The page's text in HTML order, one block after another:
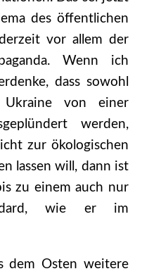
des öffentlichen
vor allem der
Wenn ich
dass sowohl
Ukraine von einer
werden,
zur ökologischen
lassen will, dann ist
zu einem auch nur
wie er im
dem Osten weitere